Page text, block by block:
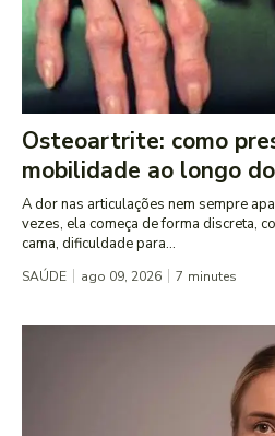
Osteoartrite: como
mobilidade ao longo
A dor nas articulações nem sempre
vezes, ela começa de forma discreta,
cama, dificuldade para...
SAÚDE ago 09, 2026 7 minutes